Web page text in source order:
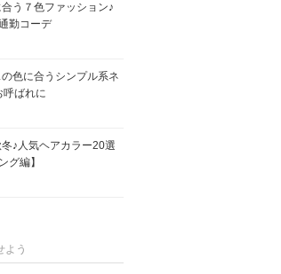
う７色ファッション♪
勤コーデ
色に合うシンプル系ネ
呼ばれに
冬♪人気ヘアカラー20選
グ編】
よう